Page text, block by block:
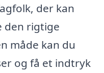
der kan
den rigtige
måde kan du
og få et indtryk